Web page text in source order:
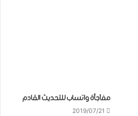
مفآجأة واتساب للتحديث القادم
2019/07/21